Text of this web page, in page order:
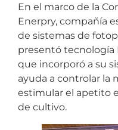
En el marco de la
Enerpry, compañía
de sistemas de
presentó tecnología
que incorporó a su
ayuda a controlar la
estimular el apetito
de cultivo.